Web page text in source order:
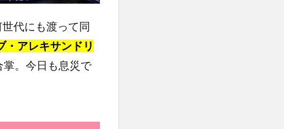
代にも渡って同
・アレキサンドリ
。今日も息災で